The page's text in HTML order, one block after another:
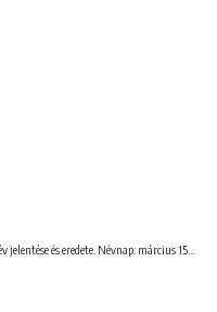
és eredete. Névnap: március 15. április 22.